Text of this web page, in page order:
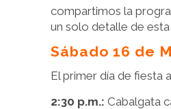
compartimos la
un solo detalle de
Sábado 16 de
El primer día de fiesta
2:30 p.m.: Cabalgata